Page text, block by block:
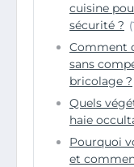
cuisine
sécurité ?
Comment
sans
bricolage ?
Quels
haie
Pourquoi
et